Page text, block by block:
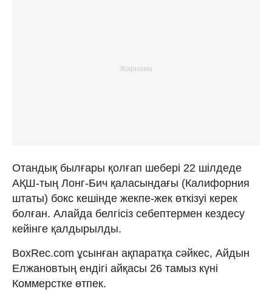
Отандық былғары қолғап шебері 22 шілдеде
АҚШ-тың Лонг-Бич қаласындағы (Калифорния
штаты) бокс кешінде жекпе-жек өткізуі керек
болған. Алайда белгісіз себептермен кездесу
кейінге қалдырылды.
BoxRec.com ұсынған ақпаратқа сәйкес, Айдын
Елжановтың ендігі айқасы 26 тамыз күні
Коммерстке өтпек.